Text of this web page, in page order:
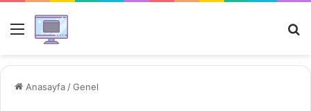
Menü
Anasayfa /Genel